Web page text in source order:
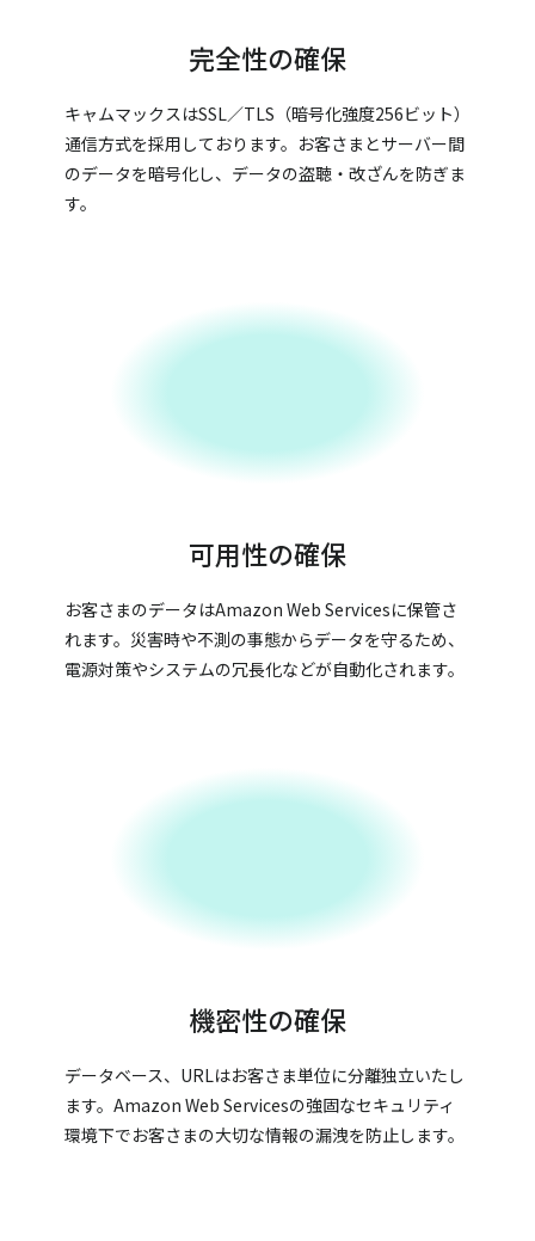
完全性の確保
キャムマックスはSSL／TLS（暗号化強度256ビット）
通信方式を採用しております。お客さまとサーバー間
のデータを暗号化し、データの盗聴・改ざんを防ぎま
す。
可用性の確保
お客さまのデータはAmazon Web Servicesに保管さ
れます。災害時や不測の事態からデータを守るため、
電源対策やシステムの冗長化などが自動化されます。
機密性の確保
データベース、URLはお客さま単位に分離独立いたし
ます。Amazon Web Servicesの強固なセキュリティ
環境下でお客さまの大切な情報の漏洩を防止します。